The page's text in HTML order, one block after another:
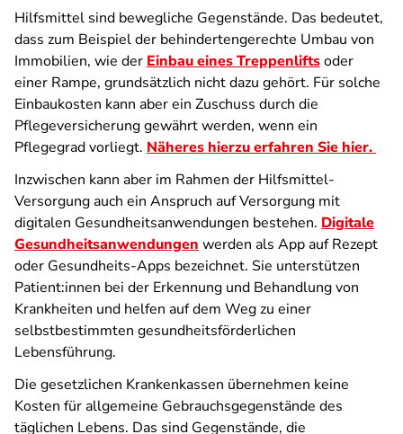
Hilfsmittel sind bewegliche Gegenstände. Das bedeutet,
dass zum Beispiel der behindertengerechte Umbau von
Immobilien, wie der Einbau eines Treppenliftsoder
einer Rampe, grundsätzlich nicht dazu gehört. Für solche
Einbaukosten kann aber ein Zuschuss durch die
Pflegeversicherung gewährt werden, wenn ein
Pflegegrad vorliegt. Näheres hierzu erfahren Sie hier.
Inzwischen kann aber im Rahmen der Hilfsmittel-
Versorgung auch ein Anspruch auf Versorgung mit
digitalen Gesundheitsanwendungen bestehen. Digitale
Gesundheitsanwendungen werden als App auf Rezept
oder Gesundheits-Apps bezeichnet. Sie unterstützen
Patient:innen bei der Erkennung und Behandlung von
Krankheiten und helfen auf dem Weg zu einer
selbstbestimmten gesundheitsförderlichen
Lebensführung.
Die gesetzlichen Krankenkassen übernehmen keine
Kosten für allgemeine Gebrauchsgegenstände des
täglichen Lebens. Das sind Gegenstände, die